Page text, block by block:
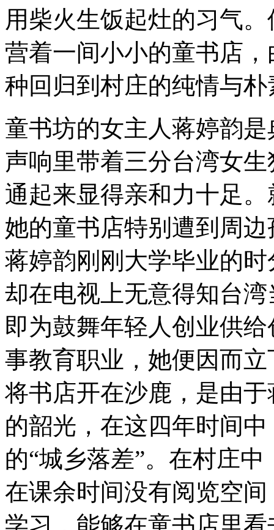
用柴火生饭起灶的习气
营着一间小小的童书店
种回归到村庄的纯情与朴
童书坊的女主人蒋婷韵
声响里带着三分台湾女
通起来显得亲和力十足
她的童书店特别遭到周
蒋婷韵刚刚大学毕业的
却在电视上无意得知台
即为鼓舞年轻人创业供
事教育职业，她便因而
将书店开在沙鹿，是由
的韶光，在这四年时间
的“城乡落差”。在村庄
在课余时间没有阅览空
学习，能够在童书店里